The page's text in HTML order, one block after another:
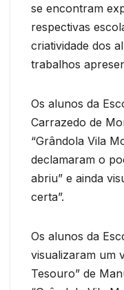
se encontram
respectivas
criatividade dos
trabalhos
Os alunos da
Carrazedo de
“Grândola Vila
declamaram o
abriu” e ainda
certa”.
Os alunos da
visualizaram um
Tesouro” de